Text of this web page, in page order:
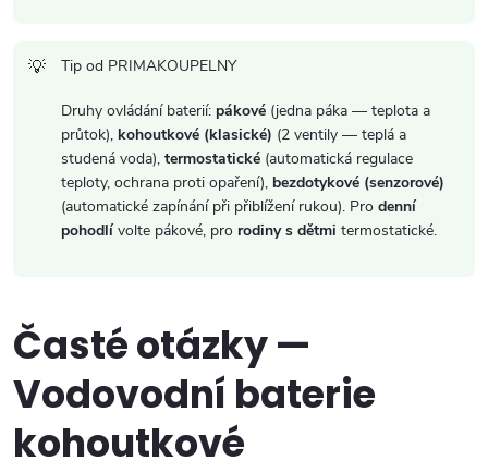
Tip od PRIMAKOUPELNY
Druhy ovládání baterií: pákové (jedna páka — teplota a
průtok), kohoutkové (klasické) (2 ventily — teplá a
studená voda), termostatické (automatická regulace
teploty, ochrana proti opaření), bezdotykové (senzorové)
(automatické zapínání při přiblížení rukou). Pro denní
pohodlí volte pákové, pro rodiny s dětmi termostatické.
Časté otázky —
Vodovodní baterie
kohoutkové